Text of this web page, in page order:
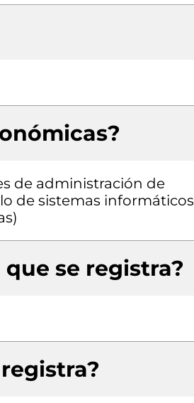
de administración de
de sistemas informáticos
se registra?